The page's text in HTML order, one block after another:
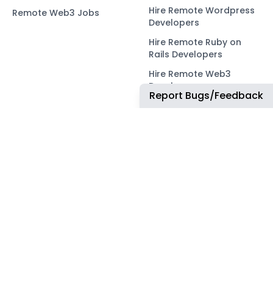
Remote Web3 Jobs
Hire Remote Wordpress
Developers
Hire Remote Ruby on
Rails Developers
Hire Remote Web3
Developers
Report Bugs/Feedback